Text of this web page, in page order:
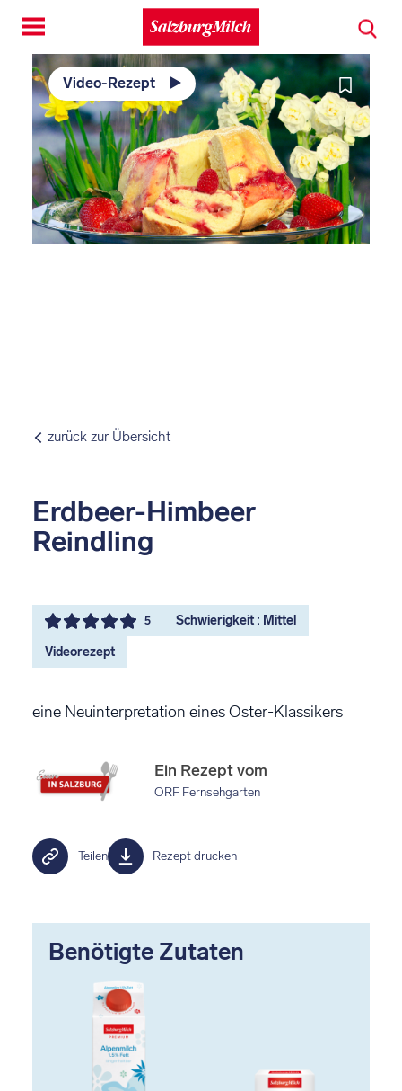
Toggle
navigation
Video-Rezept
zurück zur Übersicht
Erdbeer-Himbeer
Reindling
5 Schwierigkeit : Mittel
Videorezept
eine Neuinterpretation eines Oster-Klassikers
Ein Rezept vom
ORF Fernsehgarten
Teilen Rezept drucken
Benötigte Zutaten